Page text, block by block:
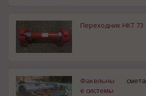
Переходник НКТ 73
Факельны
е системы
смета